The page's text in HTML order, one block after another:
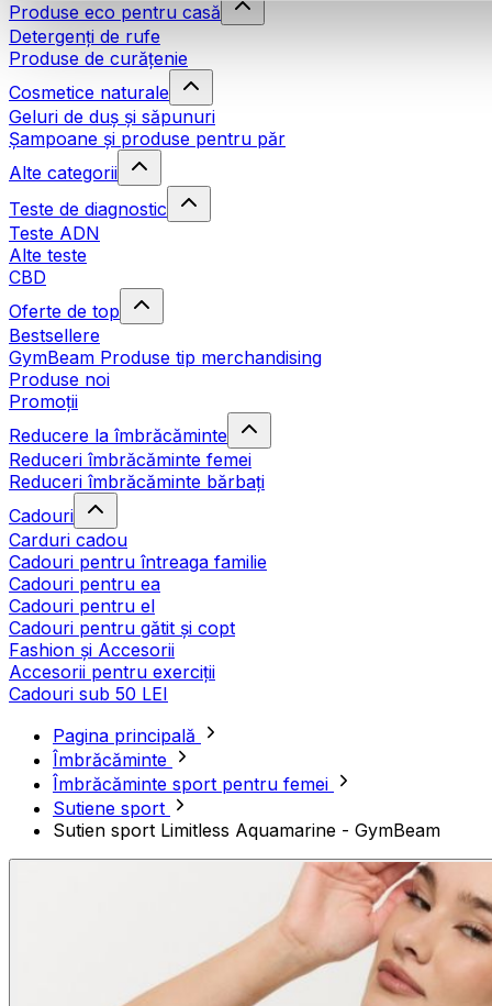
Produse eco pentru casă
Detergenți de rufe
Produse de curățenie
Cosmetice naturale
Geluri de duș și săpunuri
Șampoane și produse pentru păr
Alte categorii
Teste de diagnostic
Teste ADN
Alte teste
CBD
Oferte de top
Bestsellere
GymBeam Produse tip merchandising
Produse noi
Promoții
Reducere la îmbrăcăminte
Reduceri îmbrăcăminte femei
Reduceri îmbrăcăminte bărbați
Cadouri
Carduri cadou
Cadouri pentru întreaga familie
Cadouri pentru ea
Cadouri pentru el
Cadouri pentru gătit și copt
Fashion și Accesorii
Accesorii pentru exerciții
Cadouri sub 50 LEI
Pagina principală
Îmbrăcăminte
Îmbrăcăminte sport pentru femei
Sutiene sport
Sutien sport Limitless Aquamarine - GymBeam